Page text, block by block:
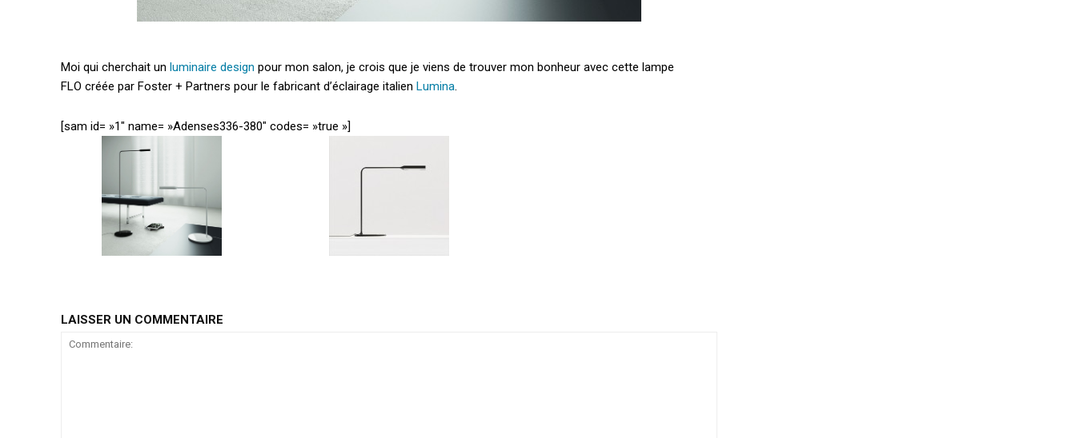
Moi qui cherchait un luminaire design pour mon salon, je crois que je viens de trouver mon bonheur avec cette lampe
FLO créée par Foster + Partners pour le fabricant d’éclairage italien Lumina.
[sam id= »1″ name= »Adenses336-380″ codes= »true »]
LAISSER UN COMMENTAIRE